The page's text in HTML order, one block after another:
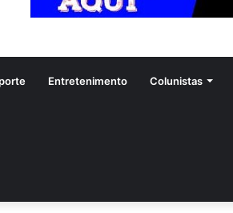
Entretenimento Colunistas